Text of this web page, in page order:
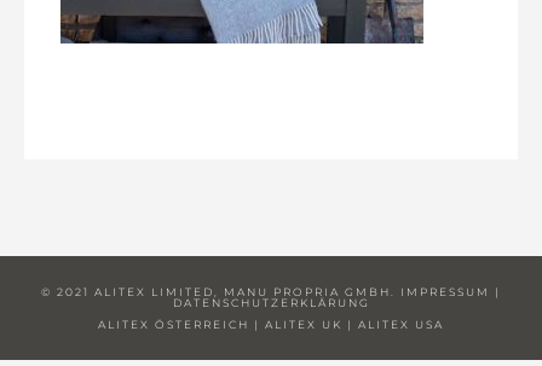
© 2021 ALITEX LIMITED, MANU PROPRIA GMBH. IMPRESSUM
|
DATENSCHUTZERKLÄRUNG
ALITEX ÖSTERREICH
| ALITEX UK | ALITEX USA